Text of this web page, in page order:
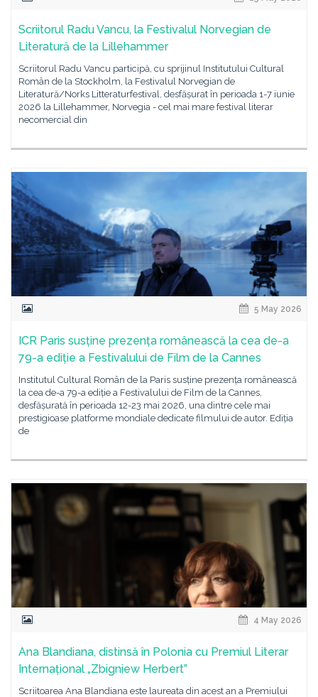
Scriitorul Radu Vancu, la Festivalul Norvegian de
Literatură de la Lillehammer
Scriitorul Radu Vancu participă, cu sprijinul Institutului Cultural
Român de la Stockholm, la Festivalul Norvegian de
Literatură/Norks Litteraturfestival, desfășurat în perioada 1-7 iunie
2026 la Lillehammer, Norvegia - cel mai mare festival literar
necomercial din
5 May 2026
ICR Paris susține prezența românească la cea de-a
79-a ediție a Festivalului de Film de la Cannes
Institutul Cultural Român de la Paris susține prezența românească
la cea de-a 79-a ediție a Festivalului de Film de la Cannes,
desfășurată în perioada 12-23 mai 2026, una dintre cele mai
prestigioase platforme mondiale dedicate filmului de autor. Ediția
de
4 May 2026
Ana Blandiana, distinsă în Polonia cu Premiul Literar
Internațional „Zbigniew Herbert”
Scriitoarea Ana Blandiana este laureata din acest an a Premiului